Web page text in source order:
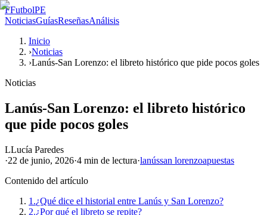
FFutbolPE
NoticiasGuíasReseñasAnálisis
Inicio
›Noticias
›Lanús-San Lorenzo: el libreto histórico que pide pocos goles
Noticias
Lanús-San Lorenzo: el libreto histórico
que pide pocos goles
LLucía Paredes
·22 de junio, 2026·4 min de lectura·lanússan lorenzoapuestas
Contenido del artículo
1.¿Qué dice el historial entre Lanús y San Lorenzo?
2.¿Por qué el libreto se repite?